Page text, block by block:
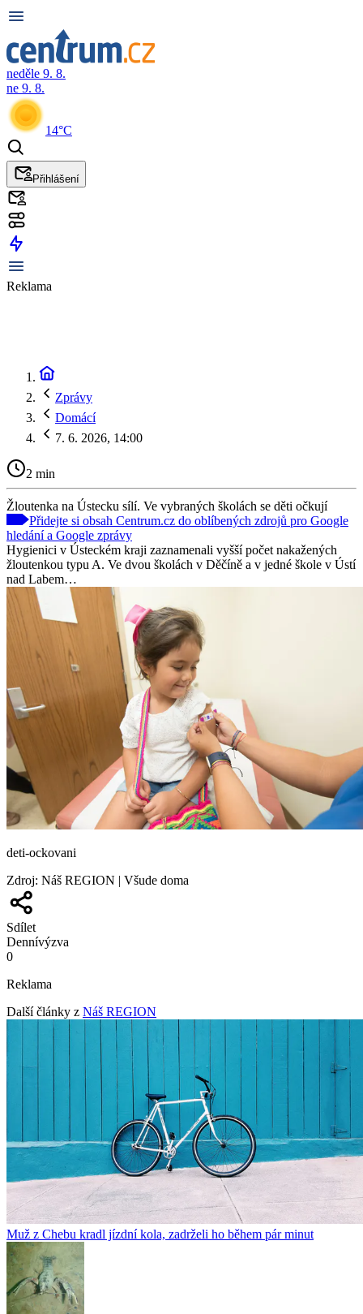
neděle 9. 8.
ne 9. 8.
14°C
Přihlášení
Reklama
Zprávy
Domácí
7. 6. 2026, 14:00
2 min
Žloutenka na Ústecku sílí. Ve vybraných školách se děti očkují
Přidejte si obsah Centrum.cz do oblíbených zdrojů pro Google
hledání a Google zprávy
Hygienici v Ústeckém kraji zaznamenali vyšší počet nakažených
žloutenkou typu A. Ve dvou školách v Děčíně a v jedné škole v Ústí
nad Labem…
deti-ockovani
Zdroj: Náš REGION | Všude doma
Sdílet
Dennívýzva
0
Reklama
Další články z Náš REGION
Muž z Chebu kradl jízdní kola, zadrželi ho během pár minut